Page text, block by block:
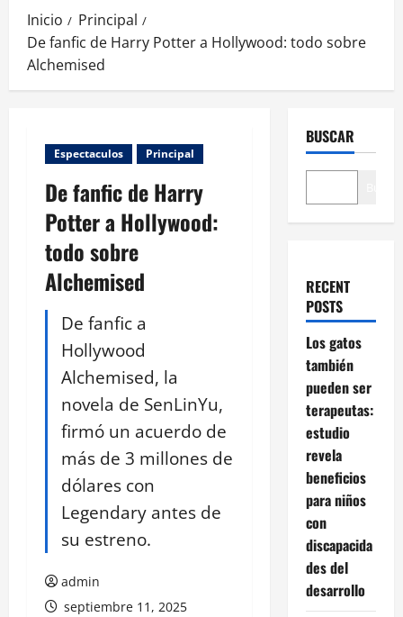
Inicio
Principal
De fanfic de Harry Potter a Hollywood: todo sobre
Alchemised
Espectaculos Principal
De fanfic de Harry
Potter a Hollywood:
todo sobre
Alchemised
De fanfic a
Hollywood
Alchemised, la
novela de SenLinYu,
firmó un acuerdo de
más de 3 millones de
dólares con
Legendary antes de
su estreno.
admin
septiembre 11, 2025
BUSCAR
RECENT
POSTS
Los gatos
también
pueden ser
terapeutas:
estudio
revela
beneficios
para niños
con
discapacida
des del
desarrollo